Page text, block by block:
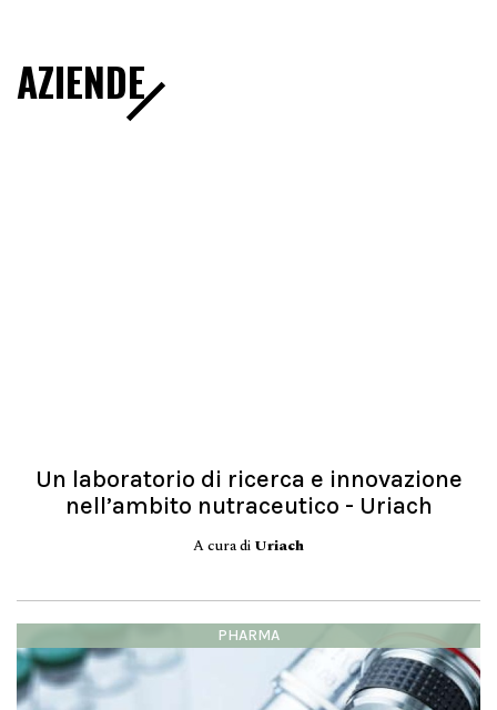
AZIENDE
Un laboratorio di ricerca e innovazione
nell’ambito nutraceutico - Uriach
A cura di Uriach
PHARMA